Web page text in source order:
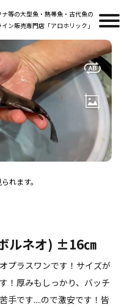
ナ等の大型魚・熱帯魚・古代魚の
ン販売専門店「アロホリック」
ルネオ) ±16㎝
プラスワンです！サイズが
！厚みもしっかり、バッチ
手です....ので激安です！皆